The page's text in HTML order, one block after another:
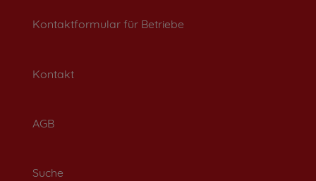
Kontaktformular für Betriebe
Kontakt
AGB
Suche